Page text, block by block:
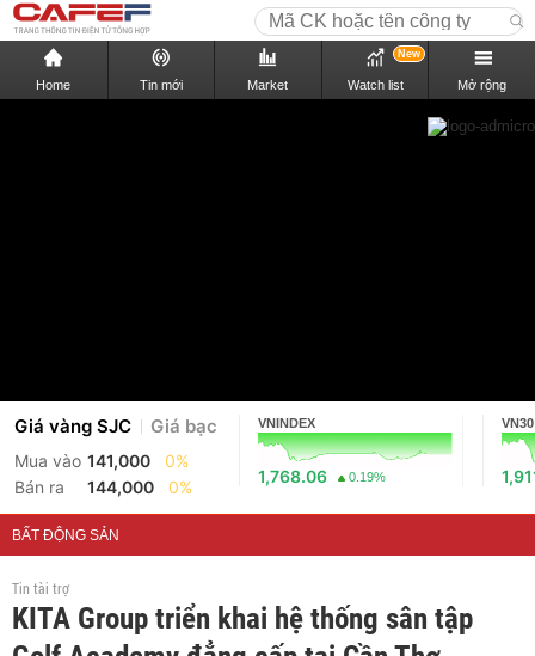
Home Tin mới Market Watch list
New
Mở rộng
Giá vàng SJC Giá bạc
Mua vào 141,000
0%
Bán ra
144,000 0%
VNINDEX
1,768.06 0.19%
VN30
BẤT ĐỘNG SẢN
Tin tài trợ
KITA Group triển khai hệ thống sân tập